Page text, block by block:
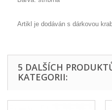
Artikl je dodáván s dárkovou
5 DALŠÍCH
KATEGORII: